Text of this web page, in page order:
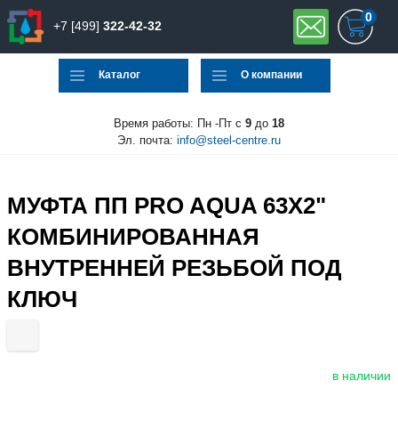
+7 [499] 322-42-32
0
Каталог О компании
Время работы: Пн -Пт с 9 до 18
Эл. почта: info@steel-centre.ru
МУФТА ПП PRO AQUA 63X2"
КОМБИНИРОВАННАЯ
ВНУТРЕННЕЙ РЕЗЬБОЙ ПОД
КЛЮЧ
в наличии